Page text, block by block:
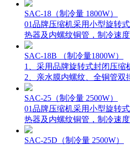
SAC-18（制冷量 1800W）
01品牌压缩机采用小型旋转
热器及内螺纹铜管，制冷速
SAC-18B （制冷量1800W）
1、采用品牌旋转式封闭压缩
2、亲水膜内螺纹、全铜管双
SAC-25（制冷量 2500W）
01品牌压缩机采用小型旋转
热器及内螺纹铜管，制冷速
SAC-25D（制冷量 2500W）